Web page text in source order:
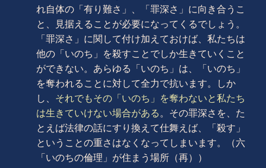
れ自体の「有り難さ」、「罪深さ」に向き合うこ
と、見据えることが必要になってくるでしょう。
「罪深さ」に関して付け加えておけば、私たちは
他の「いのち」を殺すことでしか生きていくこと
ができない。あらゆる「いのち」は、「いのち」
を奪われることに対して全力で抗います。しか
し、 それでもその「いのち」を奪わないと私たち
は生きていけない場合がある 。その罪深さを、た
とえば法律の話にすり換えて仕舞えば、「殺す」
ということの重さはなくなってしまいます。（六
「いのちの倫理」が住まう場所（再））